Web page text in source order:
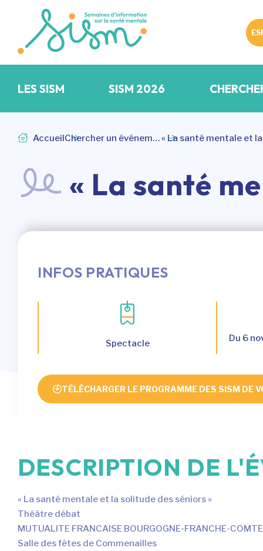
LES SISM SISM 2026
Accueil Chercher un événement« La santé mentale et
« La santé
INFOS PRATIQUES
Spectacle Du 6
TÉLÉCHARGER LE PROGRAMME DES SISM DE
DESCRIPTION DE
« La santé mentale et la solitude des séniors »
Théâtre débat
MUTUALITE FRANCAISE BOURGOGNE-FRANCHE-COMTE
Salle des fêtes de Commenailles